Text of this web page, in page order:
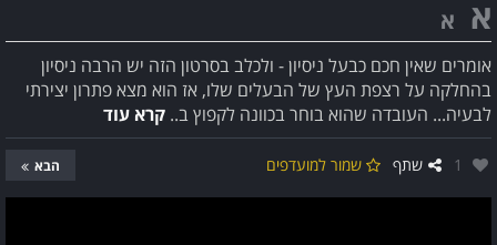
א א
אומרים שאין חכם כבעל ניסיון - ולכלב בסרטון הזה יש הרבה ניסיון
בהחלקה על רצפת העץ של הבעלים שלו, אז הוא מצא פתרון יצירתי
לבעיה... העובדה שהוא בוחר בכוונה לקפוץ ב.. קרא עוד
אהבו:1 שתף שמור למועדפים הבא